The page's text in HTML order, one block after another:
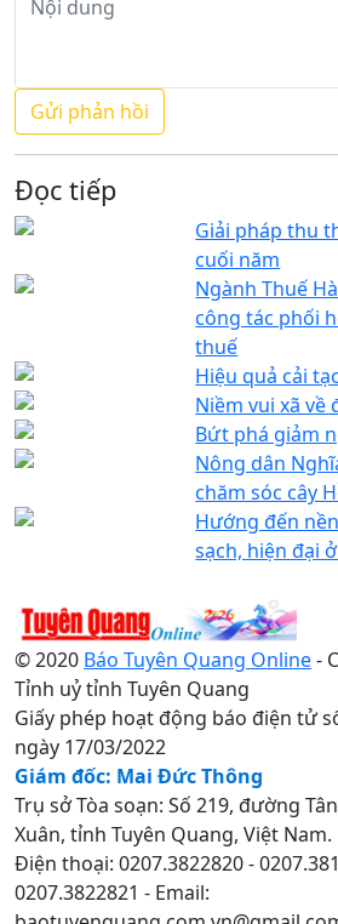
Đọc tiếp
Giải pháp thu
cuối năm
Ngành Thuế
công tác phối
thuế
Hiệu quả cải
Niềm vui xã về
Bứt phá giảm
Nông dân
chăm sóc cây
Hướng đến
sạch, hiện đại
© 2020 Báo Tuyên Quang Online-
Tỉnh uỷ tỉnh Tuyên Quang
Giấy phép hoạt động báo điện tử
ngày 17/03/2022
Giám đốc: Mai Đức Thông
Trụ sở Tòa soạn: Số 219, đường
Xuân, tỉnh Tuyên Quang, Việt Nam.
Điện thoại: 0207.3822820 -
0207.3822821 - Email: